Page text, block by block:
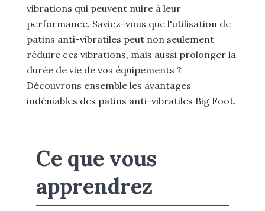
vibrations qui peuvent nuire à leur
performance. Saviez-vous que l'utilisation de
patins anti-vibratiles peut non seulement
réduire ces vibrations, mais aussi prolonger la
durée de vie de vos équipements ?
Découvrons ensemble les avantages
indéniables des patins anti-vibratiles Big Foot.
Ce que vous
apprendrez